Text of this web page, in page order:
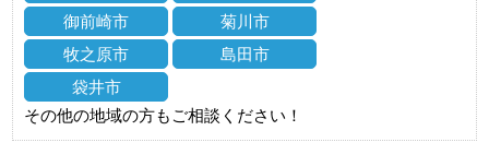
御前崎市
菊川市
牧之原市
島田市
袋井市
その他の地域の方もご相談ください！